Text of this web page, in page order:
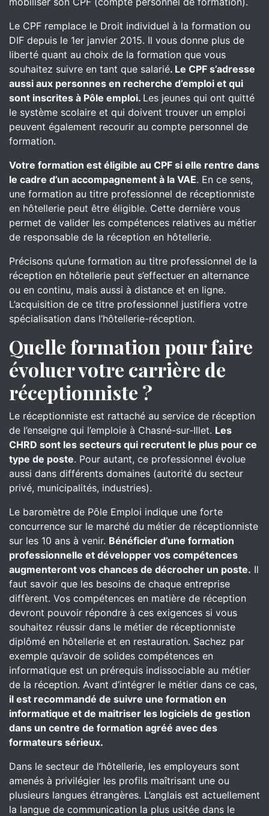
Le CPF remplace le Droit individuel à la formation ou
DIF depuis le 1er janvier 2015. Il vous donne plus de
liberté quant au choix de la formation que vous
souhaitez suivre en tant que salarié. Le CPF s’adresse
aussi aux personnes en recherche d’emploi et qui
sont inscrites à Pôle emploi. Les jeunes qui ont quitté
le système scolaire et qui doivent trouver un emploi
peuvent également recourir au compte personnel de
formation.
Votre formation est éligible au CPF si elle rentre dans
le cadre d’un accompagnement à la VAE. En ce sens,
une formation au titre professionnel de réceptionniste
en hôtellerie peut être éligible. Cette dernière vous
permet de valider les compétences relatives au métier
de responsable de la réception en hôtellerie.
Précisons qu’une formation au titre professionnel de la
réception en hôtellerie peut s’effectuer en alternance
ou en continu, mais aussi à distance et en ligne.
L’acquisition de ce titre professionnel justifiera votre
spécialisation dans l’hôtellerie-réception.
Quelle formation pour faire
évoluer votre carrière de
réceptionniste ?
Le réceptionniste est rattaché au service de réception
de l’enseigne qui l’emploie à Chasné-sur-Illet. Les
CHRD sont les secteurs qui recrutent le plus pour ce
type de poste. Pour autant, ce professionnel évolue
aussi dans différents domaines (autorité du secteur
privé, municipalités, industries).
Le baromètre de Pôle Emploi indique une forte
concurrence sur le marché du métier de réceptionniste
sur les 10 ans à venir. Bénéficier d’une formation
professionnelle et développer vos compétences
augmenteront vos chances de décrocher un poste. Il
faut savoir que les besoins de chaque entreprise
diffèrent. Vos compétences en matière de réception
devront pouvoir répondre à ces exigences si vous
souhaitez réussir dans le métier de réceptionniste
diplômé en hôtellerie et en restauration. Sachez par
exemple qu’avoir de solides compétences en
informatique est un prérequis indissociable au métier
de la réception. Avant d’intégrer le métier dans ce cas,
il est recommandé de suivre une formation en
informatique et de maitriser les logiciels de gestion
dans un centre de formation agréé avec des
formateurs sérieux.
Dans le secteur de l’hôtellerie, les employeurs sont
amenés à privilégier les profils maîtrisant une ou
plusieurs langues étrangères. L’anglais est actuellement
la langue de communication la plus usitée dans le